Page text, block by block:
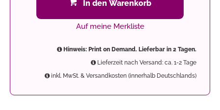
In den Warenkorb
Auf meine Merkliste
Hinweis: Print on Demand. Lieferbar in 2 Tagen.
Lieferzeit nach Versand: ca. 1-2 Tage
inkl. MwSt. & Versandkosten (innerhalb Deutschlands)